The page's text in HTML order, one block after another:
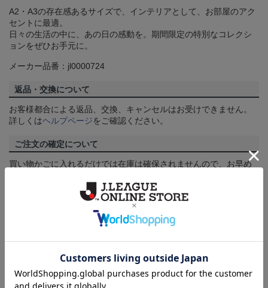
A2・A3の存在感あるサイズで、インテリアとして、お部屋のアク
セントに最適。
日々の生活の中に、あの日の感動を。期間限定の特別なコレクシ
ョンをぜひお手元に。
メーカー品番：jl0000724
返品・交換について
お客様都合による返品、交換、キャンセルはお受けできません。
詳しくはヘルプページをご確認ください。
ご注文の確定について
買い物かごに入れるだけでは在庫は確保されませんので、お早め
3,980円（税込）以上のご注文は全国一律送料無料です。詳しくは
をご確認ください。
配送方法について
一部商品はメール便でのお届けとなる場合がございます。詳しく
はヘルプページをご確認ください。